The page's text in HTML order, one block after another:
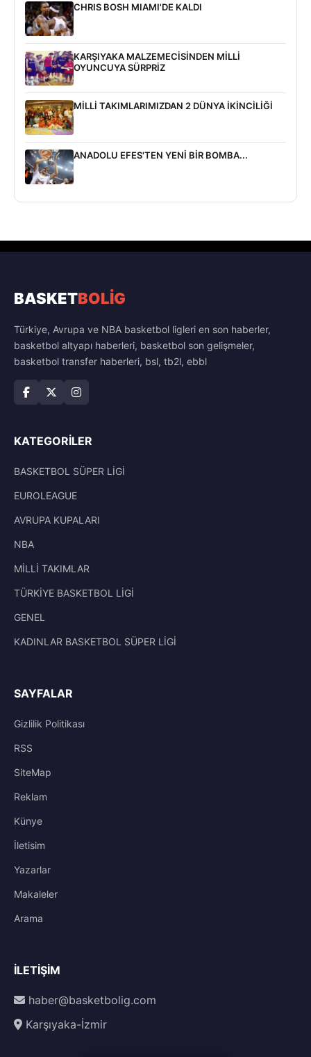
CHRIS BOSH MIAMI'DE KALDI
KARŞIYAKA MALZEMECİSİNDEN MİLLİ
OYUNCUYA SÜRPRİZ
MİLLİ TAKIMLARIMIZDAN 2 DÜNYA İKİNCİLİĞİ
ANADOLU EFES'TEN YENİ BİR BOMBA...
BASKETBOLİG
Türkiye, Avrupa ve NBA basketbol ligleri en son haberler,
basketbol altyapı haberleri, basketbol son gelişmeler,
basketbol transfer haberleri, bsl, tb2l, ebbl
KATEGORILER
BASKETBOL SÜPER LİGİ
EUROLEAGUE
AVRUPA KUPALARI
NBA
MİLLİ TAKIMLAR
TÜRKİYE BASKETBOL LİGİ
GENEL
KADINLAR BASKETBOL SÜPER LİGİ
SAYFALAR
Gizlilik Politikası
RSS
SiteMap
Reklam
Künye
İletisim
Yazarlar
Makaleler
Arama
İLETIŞIM
haber@basketbolig.com
Karşıyaka-İzmir